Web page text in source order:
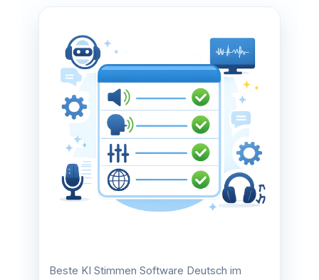
Beste KI Stimmen Software Deutsch im